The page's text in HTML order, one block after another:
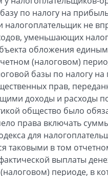
по налогу на
не
уменьшающих
обложения
(налоговом)
базы по налогу
прав,
доходы и расходы
общество было
права включать
для
таковыми в том
выплаты
периоде, в